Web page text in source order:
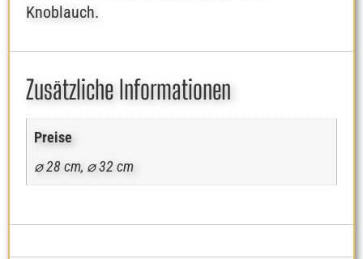
Knoblauch.
Zusätzliche Informationen
Preise
⌀ 28 cm, ⌀ 32 cm